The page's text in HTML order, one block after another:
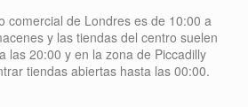
comercial de Londres es de 10:00 a
y las tiendas del centro suelen
las 20:00 y en la zona de Piccadilly
tiendas abiertas hasta las 00:00.